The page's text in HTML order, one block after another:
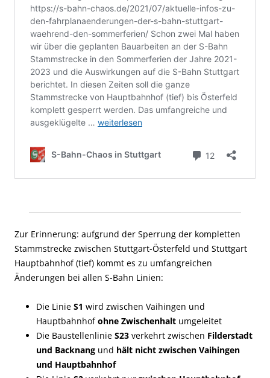
Zur Erinnerung: aufgrund der Sperrung der kompletten
Stammstrecke zwischen Stuttgart-Österfeld und Stuttgart
Hauptbahnhof (tief) kommt es zu umfangreichen
Änderungen bei allen S-Bahn Linien:
Die Linie S1 wird zwischen Vaihingen und
Hauptbahnhofohne Zwischenhalt umgeleitet
Die Baustellenlinie S23 verkehrt zwischen Filderstadt
und Backnang und hält nicht zwischen Vaihingen
und Hauptbahnhof